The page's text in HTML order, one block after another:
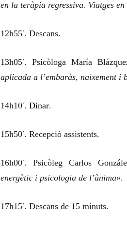
en la teràpia regressiva. Viatges
12h55′. Descans.
13h05′. Psicòloga María
aplicada a l’embaràs, naixement i
14h10′. Dinar.
15h50′. Recepció assistents.
16h00′. Psicòleg Carlos
energètic i psicologia de l’ànima».
17h15′. Descans de 15 minuts.